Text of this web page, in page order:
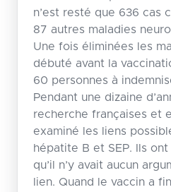
n’est resté que 636 cas
87 autres maladies
Une fois éliminées les
débuté avant la
60 personnes à
Pendant une dizaine
recherche françaises et
examiné les liens
hépatite B et SEP. Ils
qu’il n’y avait aucun
lien. Quand le vaccin a